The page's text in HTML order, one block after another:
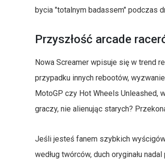
bycia "totalnym badassem" podczas
Przyszłość arcade
Nowa Screamer wpisuje się w trend
przypadku innych rebootów,
MotoGP czy Hot Wheels Unleashed,
graczy, nie alienując starych?
Jeśli jesteś fanem szybkich
według twórców, duch oryginału